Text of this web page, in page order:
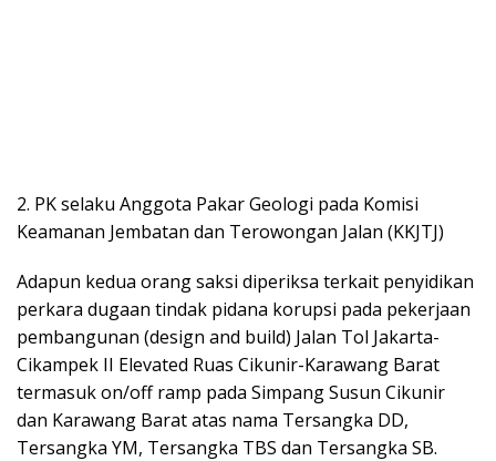
2. PK selaku Anggota Pakar Geologi pada Komisi
Keamanan Jembatan dan Terowongan Jalan (KKJTJ)
Adapun kedua orang saksi diperiksa terkait penyidikan
perkara dugaan tindak pidana korupsi pada pekerjaan
pembangunan (design and build) Jalan Tol Jakarta-
Cikampek II Elevated Ruas Cikunir-Karawang Barat
termasuk on/off ramp pada Simpang Susun Cikunir
dan Karawang Barat atas nama Tersangka DD,
Tersangka YM, Tersangka TBS dan Tersangka SB.